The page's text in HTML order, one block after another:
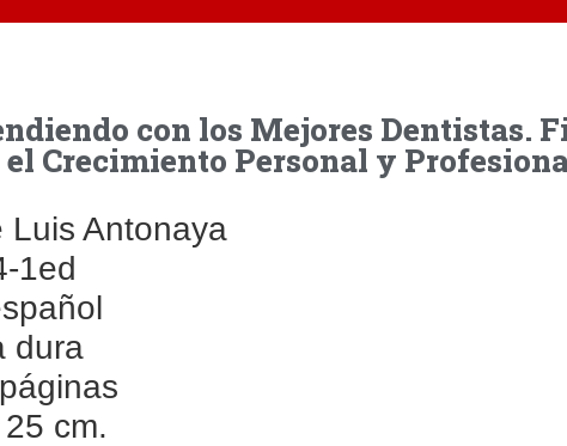
con los Mejores Dentistas.
el Crecimiento Personal y
Luis Antonaya
1ed
dura
cm.